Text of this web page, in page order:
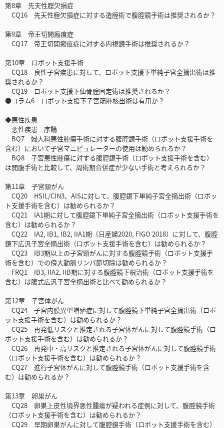
第8章 先天性腟欠損症
CQ16 先天性腟欠損症に対する造腟術で腹腔鏡手術は推奨されるか？
第9章 帝王切開瘢痕症
CQ17 帝王切開瘢痕症に対する内視鏡手術は推奨されるか？
第10章 ロボット支援手術
CQ18 良性子宮疾患に対して、ロボット支援下単純子宮全摘出術は推
奨されるか？
CQ19 ロボット支援下仙骨腟固定術は推奨されるか？
●コラム6 ロボット支援下子宮筋腫核出術は有用か？
◆悪性疾患
悪性疾患 序論
BQ7 婦人科悪性腫瘍手術に対する腹腔鏡手術（ロボット支援手術を
含む）において子宮マニピュレーターの使用は勧められるか？
BQ8 子宮悪性腫瘍に対する腹腔鏡手術（ロボット支援手術を含む）
は開腹手術と比較して、周術期合併症が少ない手術と考えられるか？
第11章 子宮頸がん
CQ20 HSIL/CIN3、AISに対して、腹腔鏡下単純子宮全摘出術（ロボッ
ト支援手術を含む）は勧められるか？
CQ21 IA1期に対して腹腔鏡下単純子宮全摘出術（ロボット支援手術を
含む）は勧められるか？
CQ22 IA2, IB1, IB2, IIA1期（日産婦2020, FIGO 2018）に対して、腹腔
鏡下広汎子宮全摘出術（ロボット支援手術を含む）は勧められるか？
CQ23 IB3期以上の子宮頸がんに対する腹腔鏡手術（ロボット支援手
術を含む）での傍大動脈リンパ節切除は勧められるか？
FRQ1 IB3, IIA2, IIB期に対する腹腔鏡下根治術（ロボット支援手術を
含む）は腹式広汎子宮全摘出術と比べて勧められるか？
第12章 子宮体がん
CQ24 子宮内膜異型増殖症に対して腹腔鏡下単純子宮全摘出術（ロボ
ット支援手術を含む）は勧められるか？
CQ25 再発低リスクと推定される子宮体がんに対して腹腔鏡手術（ロ
ボット支援手術を含む）は勧められるか？
CQ26 再発中・高リスクと推定される子宮体がんに対して腹腔鏡手術
（ロボット支援手術を含む）は勧められるか？
CQ27 進行子宮体がんに対して腹腔鏡手術（ロボット支援手術を含
む）は勧められるか？
第13章 卵巣がん
CQ28 卵巣上皮性境界悪性腫瘍が疑われる症例に対して、腹腔鏡手術
（ロボット支援手術を含む）は勧められるか？
CQ29 早期卵巣がんに対して腹腔鏡手術（ロボット支援手術を含む）